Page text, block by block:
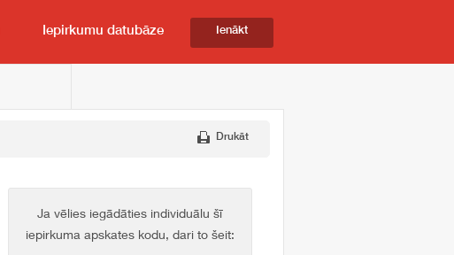
Iepirkumu datubāze Ienākt
Drukāt
Ja vēlies iegādāties individuālu šī
iepirkuma apskates kodu, dari to šeit: